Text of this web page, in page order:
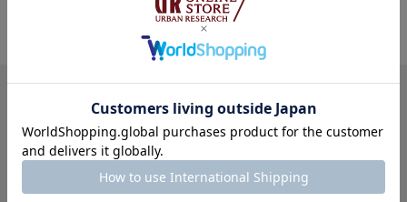
PICK UP
各ブランドの注目コンテンツ